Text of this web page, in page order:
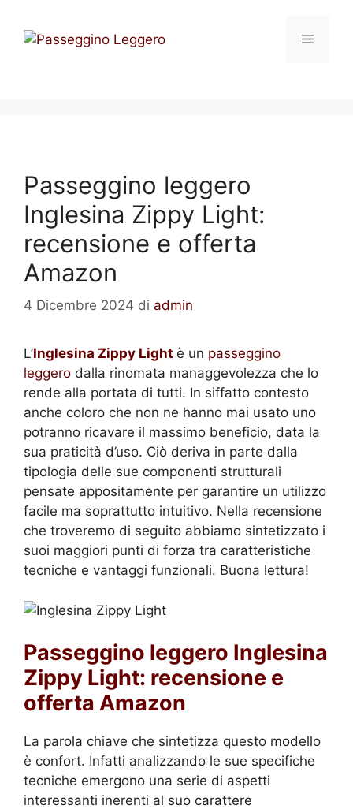
contenuto
Menu
Passeggino leggero
Inglesina Zippy Light:
recensione e offerta
Amazon
4 Dicembre 2024 di admin
L’Inglesina Zippy Light è un passeggino
leggero dalla rinomata managgevolezza che lo
rende alla portata di tutti. In siffatto contesto
anche coloro che non ne hanno mai usato uno
potranno ricavare il massimo beneficio, data la
sua praticità d’uso. Ciò deriva in parte dalla
tipologia delle sue componenti strutturali
pensate appositamente per garantire un utilizzo
facile ma soprattutto intuitivo. Nella recensione
che troveremo di seguito abbiamo sintetizzato i
suoi maggiori punti di forza tra caratteristiche
tecniche e vantaggi funzionali. Buona lettura!
Passeggino leggero Inglesina
Zippy Light: recensione e
offerta Amazon
La parola chiave che sintetizza questo modello
è confort. Infatti analizzando le sue specifiche
tecniche emergono una serie di aspetti
interessanti inerenti al suo carattere